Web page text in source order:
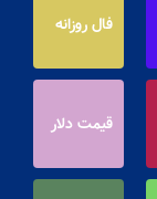
فال روزانه
قیمت دلار